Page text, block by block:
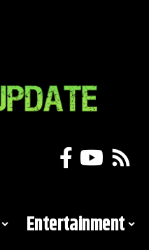
Entertainment